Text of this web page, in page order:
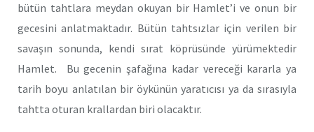
bütün tahtlara meydan okuyan bir Hamlet’i ve onun bir
gecesini anlatmaktadır. Bütün tahtsızlar için verilen bir
savaşın sonunda, kendi sırat köprüsünde yürümektedir
Hamlet. Bu gecenin şafağına kadar vereceği kararla ya
tarih boyu anlatılan bir öykünün yaratıcısı ya da sırasıyla
tahtta oturan krallardan biri olacaktır.